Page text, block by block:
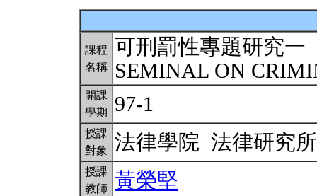
課程
名稱
可刑罰性專題研究一
SEMINAL ON
開課
學期
97-1
授課
對象
法律學院 法律研究
授課
教師
黃榮堅